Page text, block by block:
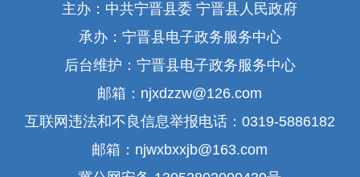
主办：中共宁晋县委 宁晋县人民政府
承办：宁晋县电子政务服务中心
后台维护：宁晋县电子政务服务中心
邮箱：njxdzzw@126.com
互联网违法和不良信息举报电话：0319-5886182
邮箱：njwxbxxjb@163.com